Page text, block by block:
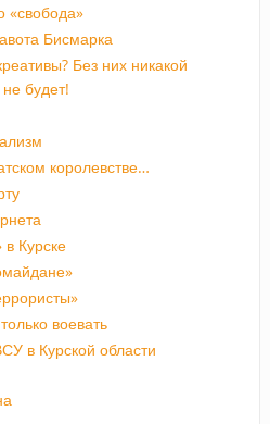
«свобода»
Бисмарка
Без них никакой
будет!
королевстве…
в Курске
воевать
в Курской области